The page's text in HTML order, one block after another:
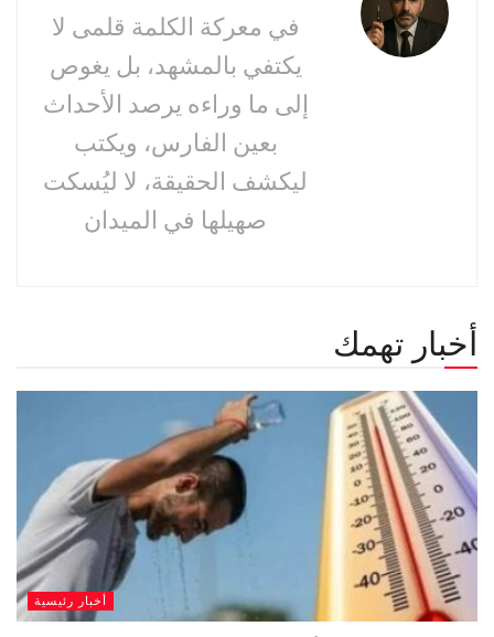
في معركة الكلمة قلمى لا
يكتفي بالمشهد، بل يغوص
إلى ما وراءه يرصد الأحداث
بعين الفارس، ويكتب
ليكشف الحقيقة، لا ليُسكت
صهيلها في الميدان
أخبار تهمك
أخبار رئيسية